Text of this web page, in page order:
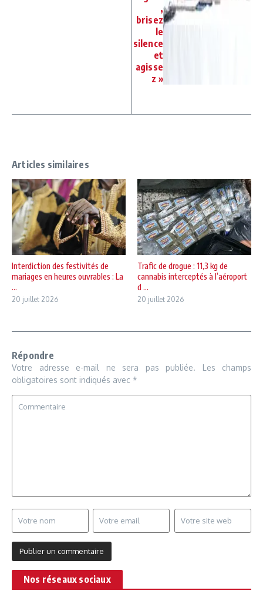
,
brisez
le
silence
et
agisse
z »
Articles similaires
Interdiction des festivités de
mariages en heures ouvrables : La
...
20 juillet 2026
Trafic de drogue : 11,3 kg de
cannabis interceptés à l’aéroport
d ...
20 juillet 2026
Répondre
Votre adresse e-mail ne sera pas publiée.
Les champs
obligatoires sont indiqués avec *
Nos réseaux sociaux